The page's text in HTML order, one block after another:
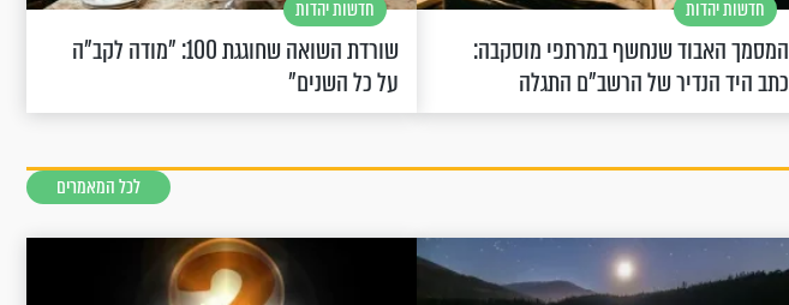
חדשות יהדות
המסמך האבוד שנחשף במרתפי מוסקבה:
כתב היד הנדיר של הרשב"ם התגלה
חדשות יהדות
שורדת השואה שחוגגת 100: "מודה לקב"ה
על כל השנים"
לכל המאמרים